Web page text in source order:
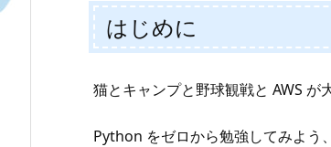
はじめに
猫とキャンプと野球観戦と AWS が
Python をゼロから勉強してみよう